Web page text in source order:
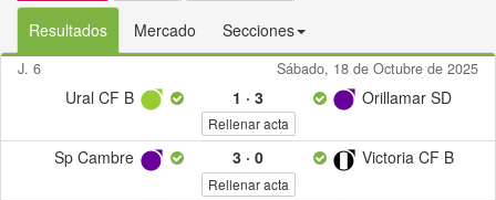
Resultados Mercado Secciones
J. 6 Sábado, 18 de Octubre de 2025
Ural CF B 1 · 3 Orillamar SD
Rellenar acta
Sp Cambre 3· 0 Victoria CF B
Rellenar acta